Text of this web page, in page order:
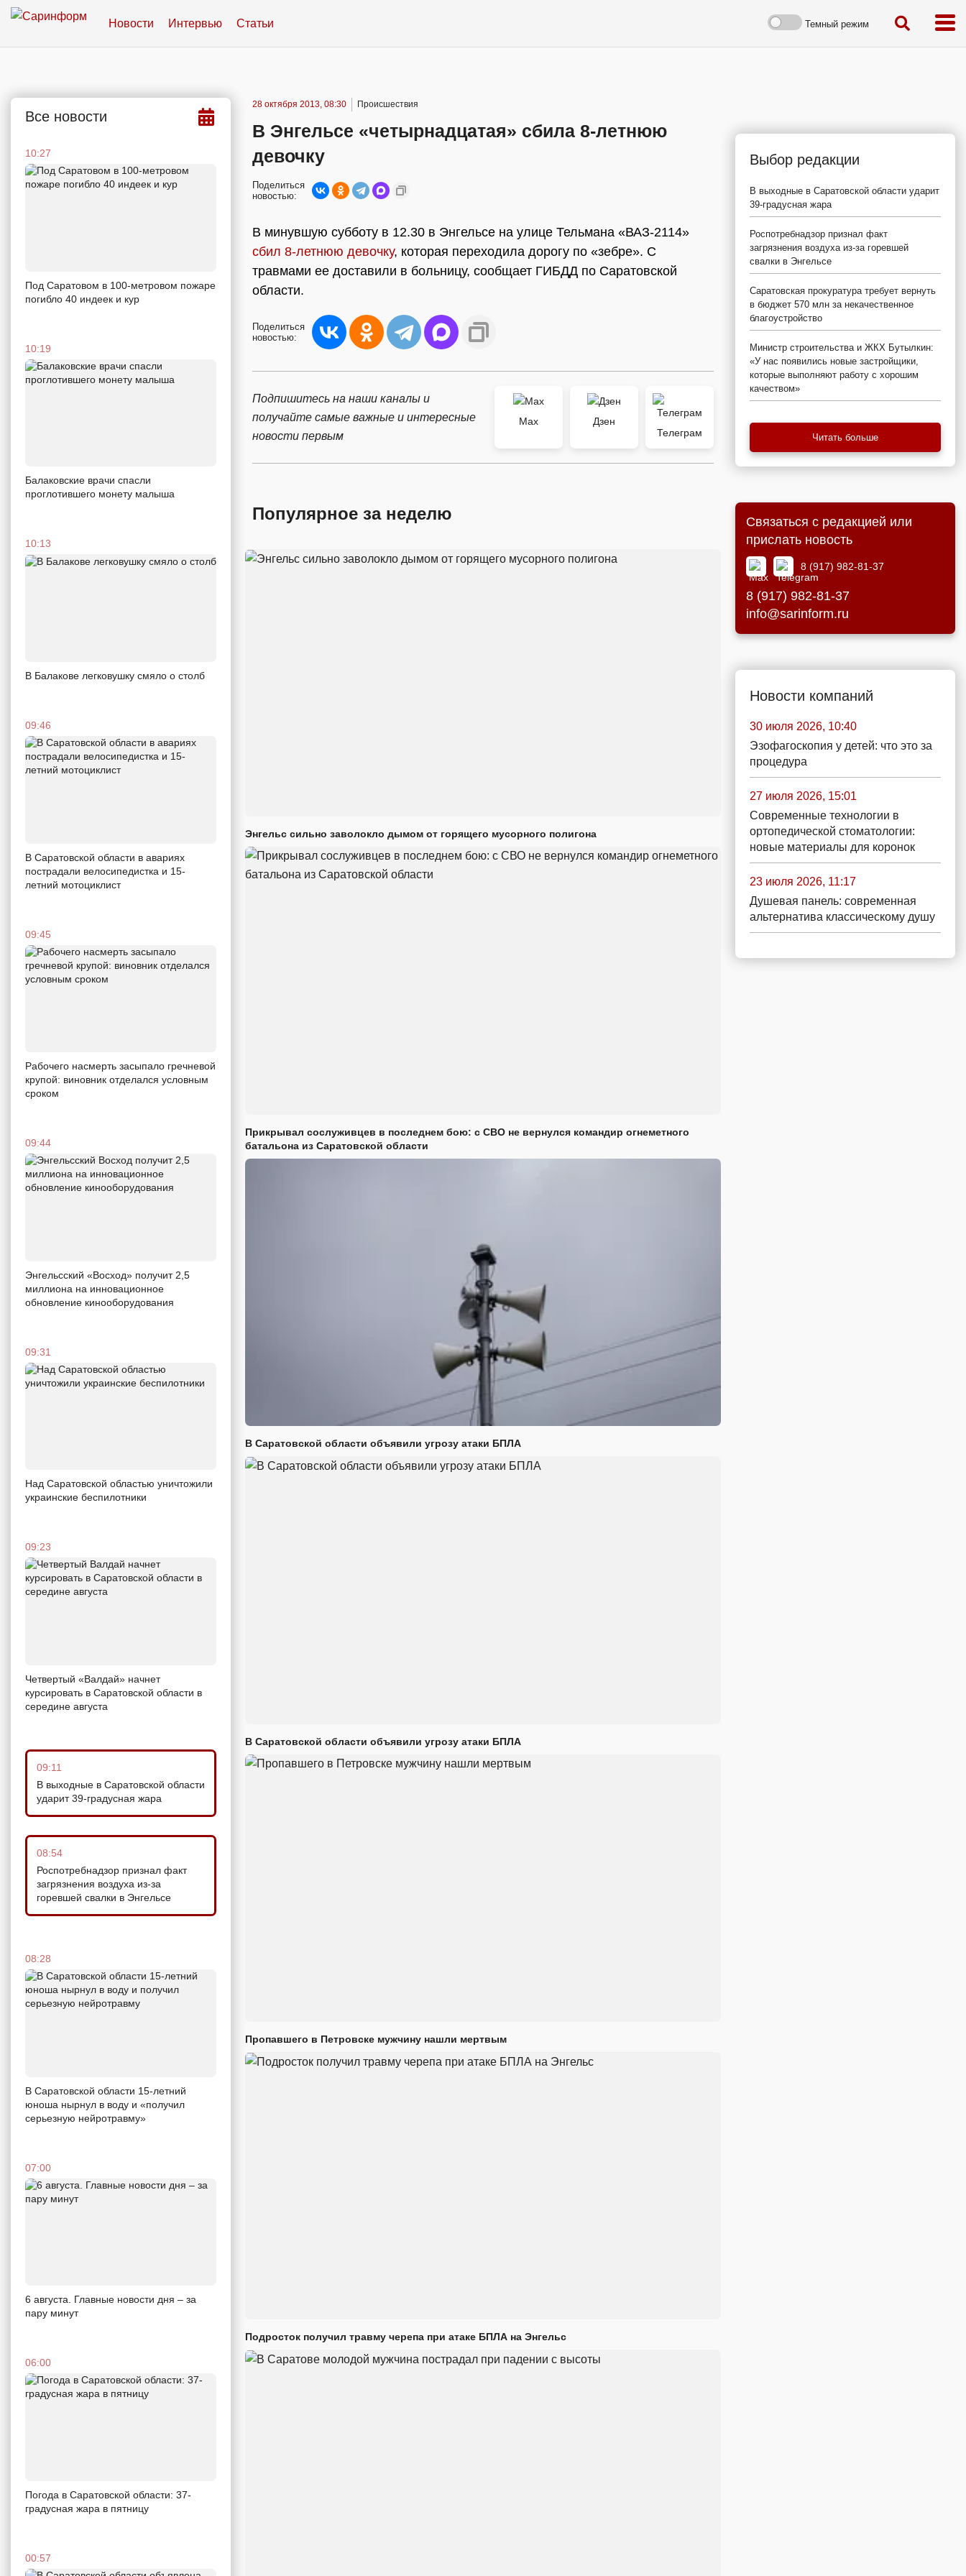
Новости Интервью Статьи Темный режим
Все новости
10:27
Под Саратовом в 100-метровом пожаре
погибло 40 индеек и кур
10:19
Балаковские врачи спасли
проглотившего монету малыша
10:13
В Балакове легковушку смяло о столб
09:46
В Саратовской области в авариях
пострадали велосипедистка и 15-
летний мотоциклист
09:45
Рабочего насмерть засыпало гречневой
крупой: виновник отделался условным
сроком
09:44
Энгельсский «Восход» получит 2,5
миллиона на инновационное
обновление кинооборудования
09:31
Над Саратовской областью уничтожили
украинские беспилотники
09:23
Четвертый «Валдай» начнет
курсировать в Саратовской области в
середине августа
09:11
В выходные в Саратовской области
ударит 39-градусная жара
08:54
Роспотребнадзор признал факт
загрязнения воздуха из-за
горевшей свалки в Энгельсе
08:28
В Саратовской области 15-летний
юноша нырнул в воду и «получил
серьезную нейротравму»
07:00
6 августа. Главные новости дня – за
пару минут
06:00
Погода в Саратовской области: 37-
градусная жара в пятницу
00:57
28 октября 2013, 08:30 Происшествия
В Энгельсе «четырнадцатая» сбила 8-летнюю
девочку
Поделиться
новостью:
В минувшую субботу в 12.30 в Энгельсе на улице Тельмана «ВАЗ-2114»
сбил 8-летнюю девочку, которая переходила дорогу по «зебре». С
травмами ее доставили в больницу, сообщает ГИБДД по Саратовской
области.
Поделиться
новостью:
Подпишитесь на наши каналы и
получайте самые важные и интересные
новости первым
Max
Дзен
Телеграм
Популярное за неделю
Энгельс сильно заволокло дымом от горящего мусорного полигона
Прикрывал сослуживцев в последнем бою: с СВО не вернулся командир огнеметного
батальона из Саратовской области
В Саратовской области объявили угрозу атаки БПЛА
В Саратовской области объявили угрозу атаки БПЛА
Пропавшего в Петровске мужчину нашли мертвым
Подросток получил травму черепа при атаке БПЛА на Энгельс
Выбор редакции
В выходные в Саратовской области ударит
39-градусная жара
Роспотребнадзор признал факт
загрязнения воздуха из-за горевшей
свалки в Энгельсе
Саратовская прокуратура требует вернуть
в бюджет 570 млн за некачественное
благоустройство
Министр строительства и ЖКХ Бутылкин:
«У нас появились новые застройщики,
которые выполняют работу с хорошим
качеством»
Читать больше
Связаться с редакцией или
прислать новость
8 (917) 982-81-37
8 (917) 982-81-37
info@sarinform.ru
Новости компаний
30 июля 2026, 10:40
Эзофагоскопия у детей: что это за
процедура
27 июля 2026, 15:01
Современные технологии в
ортопедической стоматологии:
новые материалы для коронок
23 июля 2026, 11:17
Душевая панель: современная
альтернатива классическому душу